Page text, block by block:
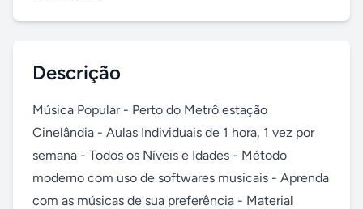
Descrição
Música Popular - Perto do Metrô estação
Cinelândia - Aulas Individuais de 1 hora, 1 vez por
semana - Todos os Níveis e Idades - Método
moderno com uso de softwares musicais - Aprenda
com as músicas de sua preferência - Material